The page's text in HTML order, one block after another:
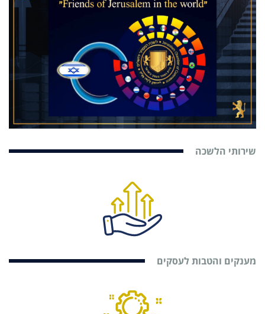
שירותי הלשכה
מענקים והטבות לעסקים